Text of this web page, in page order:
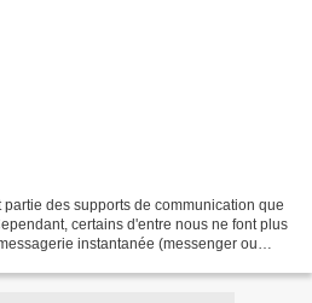
des supports de communication que
certains d'entre nous ne font plus
instantanée (messenger ou